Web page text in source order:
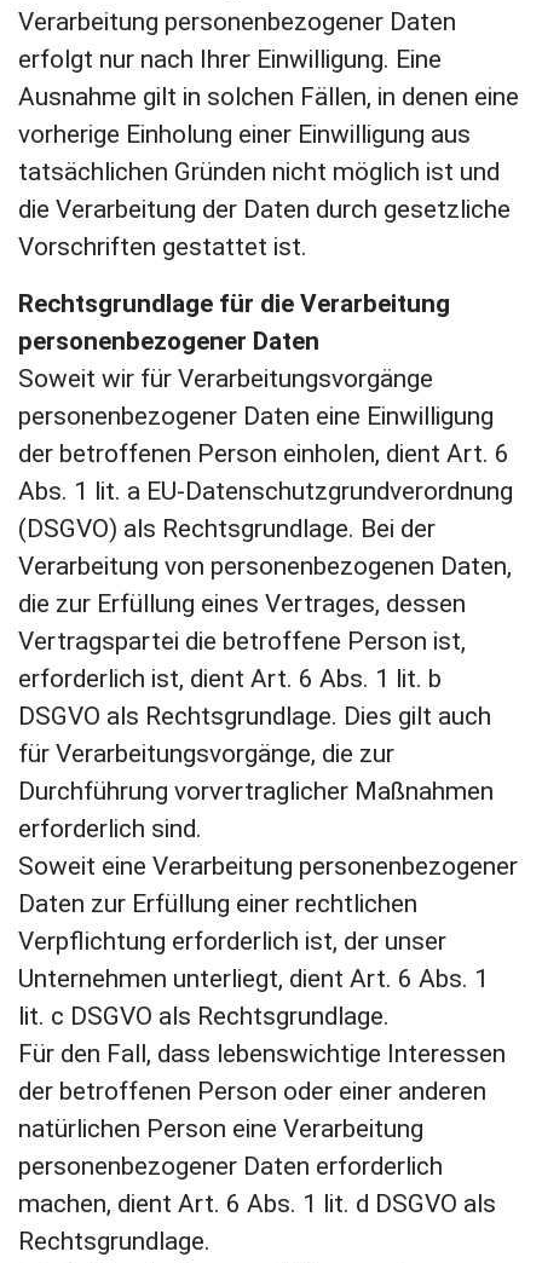
Verarbeitung personenbezogener Daten
erfolgt nur nach Ihrer Einwilligung. Eine
Ausnahme gilt in solchen Fällen, in denen eine
vorherige Einholung einer Einwilligung aus
tatsächlichen Gründen nicht möglich ist und
die Verarbeitung der Daten durch gesetzliche
Vorschriften gestattet ist.
Rechtsgrundlage für die Verarbeitung
personenbezogener Daten
Soweit wir für Verarbeitungsvorgänge
personenbezogener Daten eine Einwilligung
der betroffenen Person einholen, dient Art. 6
Abs. 1 lit. a EU-Datenschutzgrundverordnung
(DSGVO) als Rechtsgrundlage. Bei der
Verarbeitung von personenbezogenen Daten,
die zur Erfüllung eines Vertrages, dessen
Vertragspartei die betroffene Person ist,
erforderlich ist, dient Art. 6 Abs. 1 lit. b
DSGVO als Rechtsgrundlage. Dies gilt auch
für Verarbeitungsvorgänge, die zur
Durchführung vorvertraglicher Maßnahmen
erforderlich sind.
Soweit eine Verarbeitung personenbezogener
Daten zur Erfüllung einer rechtlichen
Verpflichtung erforderlich ist, der unser
Unternehmen unterliegt, dient Art. 6 Abs. 1
lit. c DSGVO als Rechtsgrundlage.
Für den Fall, dass lebenswichtige Interessen
der betroffenen Person oder einer anderen
natürlichen Person eine Verarbeitung
personenbezogener Daten erforderlich
machen, dient Art. 6 Abs. 1 lit. d DSGVO als
Rechtsgrundlage.